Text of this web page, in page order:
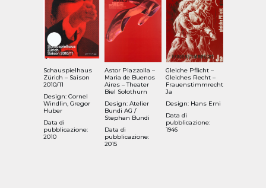
Schauspielhaus
Zürich – Saison
2010/11
Design: Cornel
Windlin, Gregor
Huber
Data di
pubblicazione:
2010
Astor Piazzolla –
Maria de Buenos
Aires – Theater
Biel Solothurn
Design: Atelier
Bundi AG /
Stephan Bundi
Data di
pubblicazione:
2015
Gleiche Pflicht –
Gleiches Recht –
Frauenstimmrecht
Ja
Design: Hans Erni
Data di
pubblicazione:
1946